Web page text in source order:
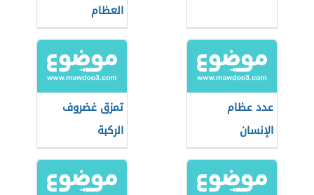
العظام
عدد عظام
الإنسان
تمزق غضروف
الركبة